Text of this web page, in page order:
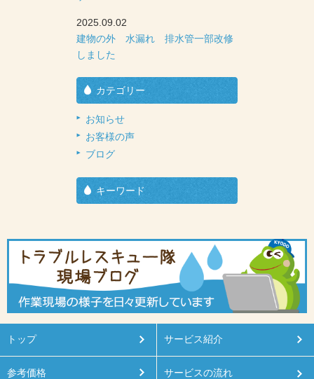
2025.09.02
建物の外 水漏れ 排水管一部改修
しました
カテゴリー
お知らせ
お客様の声
ブログ
キーワード
トップ サービス紹介
参考価格 サービスの流れ